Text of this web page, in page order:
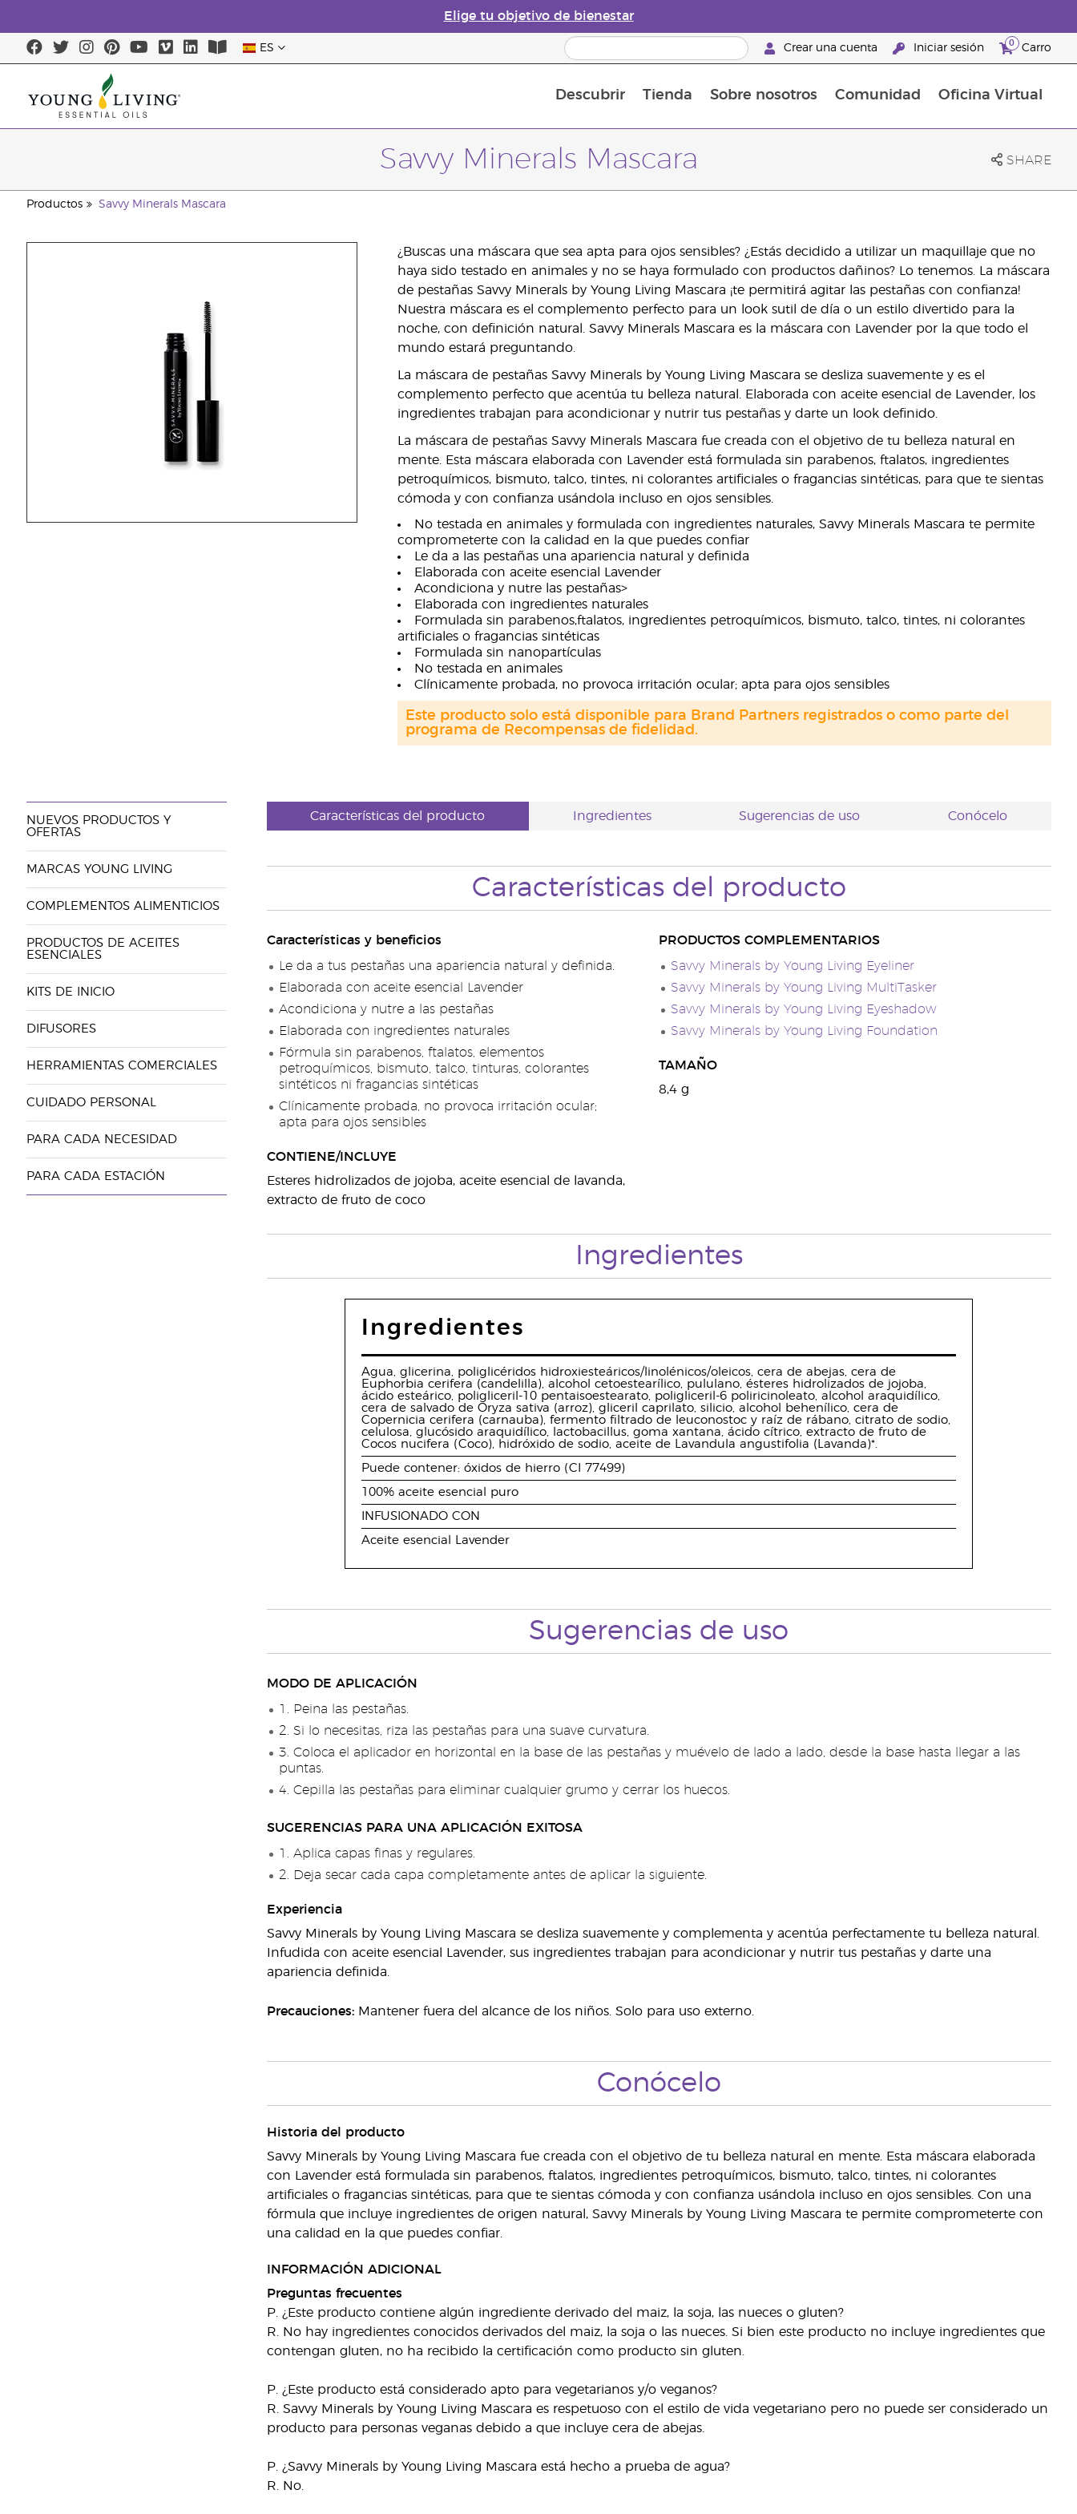
Elige tu objetivo de bienestar
ES Crear una cuenta Iniciar sesión 0 Carro
Descubrir Tienda Sobre nosotros Comunidad Oficina Virtual
Savvy Minerals Mascara SHARE
Productos Savvy Minerals Mascara
¿Buscas una máscara que sea apta para ojos sensibles? ¿Estás decidido a utilizar un maquillaje que no
haya sido testado en animales y no se haya formulado con productos dañinos? Lo tenemos. La máscara
de pestañas Savvy Minerals by Young Living Mascara ¡te permitirá agitar las pestañas con confianza!
Nuestra máscara es el complemento perfecto para un look sutil de día o un estilo divertido para la
noche, con definición natural. Savvy Minerals Mascara es la máscara con Lavender por la que todo el
mundo estará preguntando.
La máscara de pestañas Savvy Minerals by Young Living Mascara se desliza suavemente y es el
complemento perfecto que acentúa tu belleza natural. Elaborada con aceite esencial de Lavender, los
ingredientes trabajan para acondicionar y nutrir tus pestañas y darte un look definido.
La máscara de pestañas Savvy Minerals Mascara fue creada con el objetivo de tu belleza natural en
mente. Esta máscara elaborada con Lavender está formulada sin parabenos, ftalatos, ingredientes
petroquímicos, bismuto, talco, tintes, ni colorantes artificiales o fragancias sintéticas, para que te sientas
cómoda y con confianza usándola incluso en ojos sensibles.
No testada en animales y formulada con ingredientes naturales, Savvy Minerals Mascara te permite
comprometerte con la calidad en la que puedes confiar
Le da a las pestañas una apariencia natural y definida
Elaborada con aceite esencial Lavender
Acondiciona y nutre las pestañas>
Elaborada con ingredientes naturales
Formulada sin parabenos,ftalatos, ingredientes petroquímicos, bismuto, talco, tintes, ni colorantes
artificiales o fragancias sintéticas
Formulada sin nanopartículas
No testada en animales
Clínicamente probada, no provoca irritación ocular; apta para ojos sensibles
Este producto solo está disponible para Brand Partners registrados o como parte del
programa de Recompensas de fidelidad.
NUEVOS PRODUCTOS Y
OFERTAS
MARCAS YOUNG LIVING
COMPLEMENTOS ALIMENTICIOS
PRODUCTOS DE ACEITES
ESENCIALES
KITS DE INICIO
DIFUSORES
HERRAMIENTAS COMERCIALES
CUIDADO PERSONAL
PARA CADA NECESIDAD
PARA CADA ESTACIÓN
Características del producto Ingredientes Sugerencias de uso Conócelo
Características del producto
Características y beneficios
Le da a tus pestañas una apariencia natural y definida.
Elaborada con aceite esencial Lavender
Acondiciona y nutre a las pestañas
Elaborada con ingredientes naturales
Fórmula sin parabenos, ftalatos, elementos
petroquímicos, bismuto, talco, tinturas, colorantes
sintéticos ni fragancias sintéticas
Clínicamente probada, no provoca irritación ocular;
apta para ojos sensibles
CONTIENE/INCLUYE
Esteres hidrolizados de jojoba, aceite esencial de lavanda,
extracto de fruto de coco
PRODUCTOS COMPLEMENTARIOS
Savvy Minerals by Young Living Eyeliner
Savvy Minerals by Young Living MultiTasker
Savvy Minerals by Young Living Eyeshadow
Savvy Minerals by Young Living Foundation
TAMAÑO
8,4 g
Ingredientes
Ingredientes
Agua, glicerina, poliglicéridos hidroxiesteáricos/linolénicos/oleicos, cera de abejas, cera de
Euphorbia cerifera (candelilla), alcohol cetoestearílico, pululano, ésteres hidrolizados de jojoba,
ácido esteárico, poligliceril-10 pentaisoestearato, poligliceril-6 poliricinoleato, alcohol araquidílico,
cera de salvado de Oryza sativa (arroz), gliceril caprilato, silicio, alcohol behenílico, cera de
Copernicia cerifera (carnauba), fermento filtrado de leuconostoc y raíz de rábano, citrato de sodio,
celulosa, glucósido araquidílico, lactobacillus, goma xantana, ácido cítrico, extracto de fruto de
Cocos nucifera (Coco), hidróxido de sodio, aceite de Lavandula angustifolia (Lavanda)*.
Puede contener: óxidos de hierro (CI 77499)
100% aceite esencial puro
INFUSIONADO CON
Aceite esencial Lavender
Sugerencias de uso
MODO DE APLICACIÓN
1. Peina las pestañas.
2. Si lo necesitas, riza las pestañas para una suave curvatura.
3. Coloca el aplicador en horizontal en la base de las pestañas y muévelo de lado a lado, desde la base hasta llegar a las
puntas.
4. Cepilla las pestañas para eliminar cualquier grumo y cerrar los huecos.
SUGERENCIAS PARA UNA APLICACIÓN EXITOSA
1. Aplica capas finas y regulares.
2. Deja secar cada capa completamente antes de aplicar la siguiente.
Experiencia
Savvy Minerals by Young Living Mascara se desliza suavemente y complementa y acentúa perfectamente tu belleza natural.
Infudida con aceite esencial Lavender, sus ingredientes trabajan para acondicionar y nutrir tus pestañas y darte una
apariencia definida.
Precauciones: Mantener fuera del alcance de los niños. Solo para uso externo.
Conócelo
Historia del producto
Savvy Minerals by Young Living Mascara fue creada con el objetivo de tu belleza natural en mente. Esta máscara elaborada
con Lavender está formulada sin parabenos, ftalatos, ingredientes petroquímicos, bismuto, talco, tintes, ni colorantes
artificiales o fragancias sintéticas, para que te sientas cómoda y con confianza usándola incluso en ojos sensibles. Con una
fórmula que incluye ingredientes de origen natural, Savvy Minerals by Young Living Mascara te permite comprometerte con
una calidad en la que puedes confiar.
INFORMACIÓN ADICIONAL
Preguntas frecuentes
P. ¿Este producto contiene algún ingrediente derivado del maiz, la soja, las nueces o gluten?
R. No hay ingredientes conocidos derivados del maiz, la soja o las nueces. Si bien este producto no incluye ingredientes que
contengan gluten, no ha recibido la certificación como producto sin gluten.
P. ¿Este producto está considerado apto para vegetarianos y/o veganos?
R. Savvy Minerals by Young Living Mascara es respetuoso con el estilo de vida vegetariano pero no puede ser considerado un
producto para personas veganas debido a que incluye cera de abejas.
P. ¿Savvy Minerals by Young Living Mascara está hecho a prueba de agua?
R. No.